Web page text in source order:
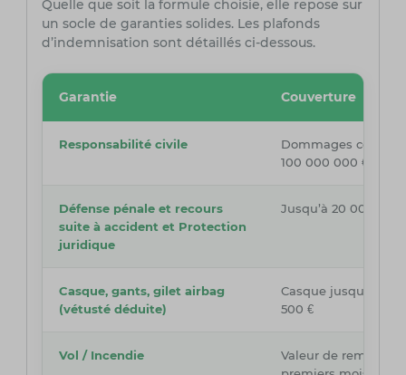
Quelle que soit la formule choisie, elle repose sur
un socle de garanties solides. Les plafonds
d’indemnisation sont détaillés ci-dessous.
Garantie Couverture
Responsabilité civile
Dommages
100 000 000 € (1
Défense pénale et recours
suite à accident et Protection
juridique
Jusqu’à 20 000 €
Casque, gants, gilet airbag
(vétusté déduite)
Casque jusqu’à
500 €
Vol / Incendie
Valeur de